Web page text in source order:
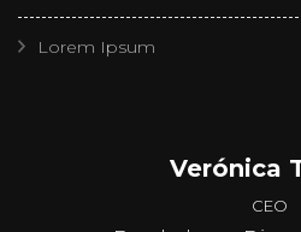
Lorem Ipsum
Verónica
CEO